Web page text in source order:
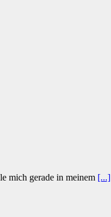
mich gerade in meinem [...]